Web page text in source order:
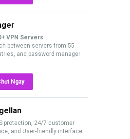
VPN Servers
between servers from 55
and password manager
Ngay
protection, 24/7 customer
and User-friendly interface